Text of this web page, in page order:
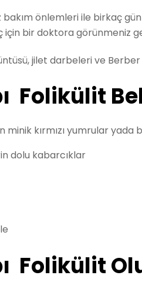
bakım önlemleri ile birkaç
bir doktora görünmeniz
jilet darbeleri ve Berber
Folikülit
kırmızı yumrular yada
dolu kabarcıklar
Folikülit